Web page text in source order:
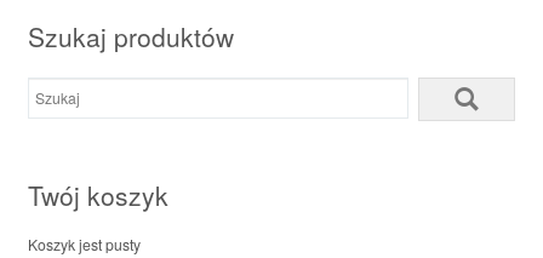
Szukaj produktów
Twój koszyk
Koszyk jest pusty